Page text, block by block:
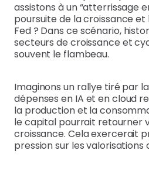
assistons à un “atterrissage
poursuite de la croissance et
Fed ? Dans ce scénario,
secteurs de croissance et
souvent le flambeau.
Imaginons un rallye tiré par
dépenses en IA et en cloud
la production et la
le capital pourrait retourner
croissance. Cela exercerait
pression sur les valorisations